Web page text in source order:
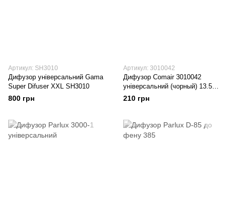
Артикул: SH3010
Дифузор універсальний Gama
Super Difuser XXL SH3010
800 грн
Артикул: 3010042
Дифузор Comair 3010042
універсальний (чорный) 13.5
см
210 грн